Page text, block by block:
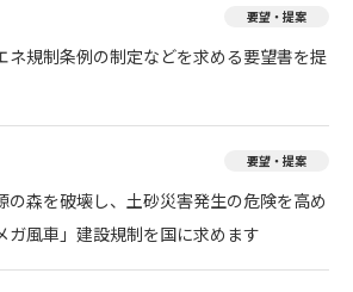
要望・提案
ネ規制条例の制定などを求める要望書を提
要望・提案
の森を破壊し、土砂災害発生の危険を高め
ガ風車」建設規制を国に求めます